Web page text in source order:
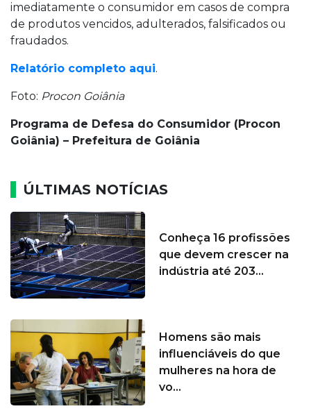
imediatamente o consumidor em casos de compra
de produtos vencidos, adulterados, falsificados ou
fraudados.
Relatório completo aqui.
Foto: Procon Goiânia
Programa de Defesa do Consumidor (Procon
Goiânia) – Prefeitura de Goiânia
ÚLTIMAS NOTÍCIAS
Conheça 16 profissões
que devem crescer na
indústria até 203...
Homens são mais
influenciáveis do que
mulheres na hora de
vo...